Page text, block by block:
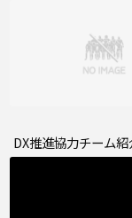
DX推進協力チーム紹